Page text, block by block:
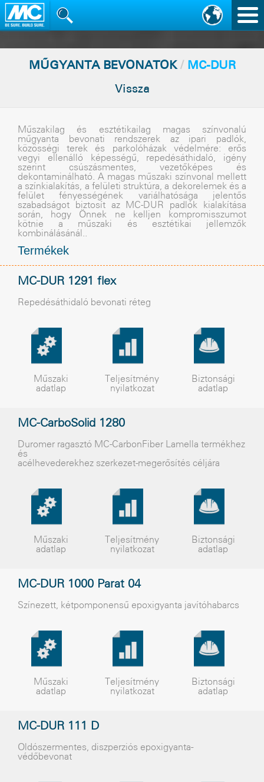
MÛGYANTA BEVONATOK/ MC-DUR
Vissza
Mûszakilag és esztétikailag magas színvonalú
mûgyanta bevonati rendszerek az ipari padlók,
közösségi terek és parkolóházak védelmére: erõs
vegyi ellenálló képességû, repedésáthidaló, igény
szerint csúszásmentes, vezetõképes és
dekontaminálható. A magas mûszaki színvonal mellett
a színkialakítás, a felületi struktúra, a dekorelemek és a
felület fényességének variálhatósága jelentõs
szabadságot biztosít az MC-DUR padlók kialakítása
során, hogy Önnek ne kelljen kompromisszumot
kötnie a mûszaki és esztétikai jellemzõk
kombinálásánál..
Termékek
MC-DUR 1291 flex
Repedésáthidaló bevonati réteg
Műszaki
adatlap
Teljesítmény
nyilatkozat
Biztonsági
adatlap
MC-CarboSolid 1280
Duromer ragasztó MC-CarbonFiber Lamella termékhez
és
acélhevederekhez szerkezet-megerősítés céljára
Műszaki
adatlap
Teljesítmény
nyilatkozat
Biztonsági
adatlap
MC-DUR 1000 Parat 04
Színezett, kétpomponensű epoxigyanta javítóhabarcs
Műszaki
adatlap
Teljesítmény
nyilatkozat
Biztonsági
adatlap
MC-DUR 111 D
Oldószermentes, diszperziós epoxigyanta-
védõbevonat